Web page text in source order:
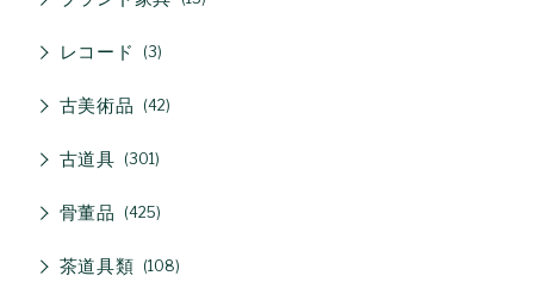
レコード 3
古美術品 42
古道具 301
骨董品 425
茶道具類 108